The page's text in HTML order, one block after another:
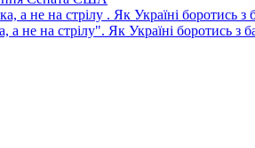
не на стрілу". Як Україні боротись з